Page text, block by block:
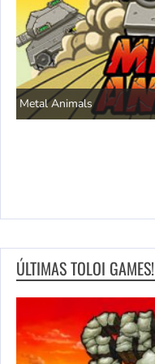
Save the Princess
ÚLTIMAS TOLOI GAMES!